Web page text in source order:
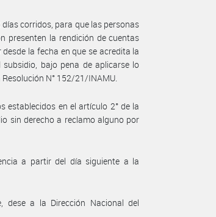
días corridos, para que las personas
presenten la rendición de cuentas
la fecha en que se acredita la
bajo pena de aplicarse lo
Resolución N° 152/21/INAMU.
establecidos en el artículo 2° de la
sin derecho a reclamo alguno por
a partir del día siguiente a la
dese a la Dirección Nacional del